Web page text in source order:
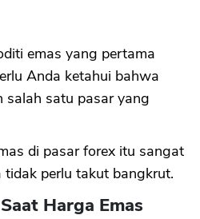
emas yang pertama
Anda ketahui bahwa
salah satu pasar yang
di pasar forex itu sangat
perlu takut bangkrut.
Harga Emas